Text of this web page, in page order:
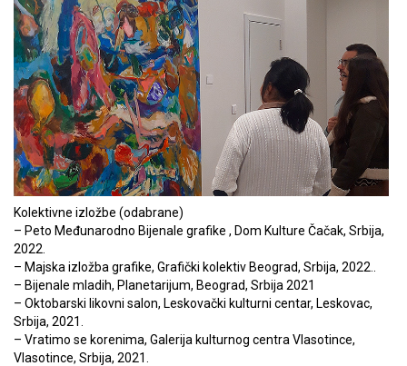
Kolektivne izložbe (odabrane)
– Peto Međunarodno Bijenale grafike , Dom Kulture Čačak, Srbija,
2022.
– Majska izložba grafike, Grafički kolektiv Beograd, Srbija, 2022..
– Bijenale mladih, Planetarijum, Beograd, Srbija 2021
– Oktobarski likovni salon, Leskovački kulturni centar, Leskovac,
Srbija, 2021.
– Vratimo se korenima, Galerija kulturnog centra Vlasotince,
Vlasotince, Srbija, 2021.